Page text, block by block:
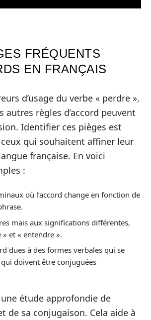
FRÉQUENTS
EN FRANÇAIS
d’usage du verbe « perdre »,
autres règles d’accord peuvent
Identifier ces pièges est
qui souhaitent affiner leur
française. En voici
:
où l’accord change en fonction de
mais aux significations différentes,
et « entendre ».
dues à des formes verbales qui se
doivent être conjuguées
étude approfondie de
de sa conjugaison. Cela aide à